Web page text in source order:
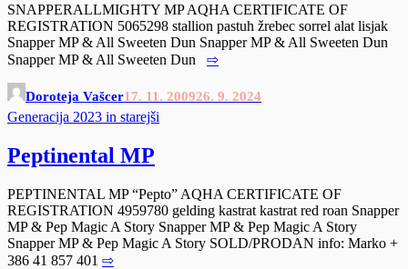
SNAPPERALLMIGHTY MP AQHA CERTIFICATE OF
REGISTRATION 5065298 stallion pastuh žrebec sorrel alat lisjak
Snapper MP & All Sweeten Dun Snapper MP & All Sweeten Dun
Snapper MP & All Sweeten Dun ⇨
Doroteja Vašcer17. 11. 200926. 9. 2024
Generacija 2023 in starejši
Peptinental MP
PEPTINENTAL MP “Pepto” AQHA CERTIFICATE OF
REGISTRATION 4959780 gelding kastrat kastrat red roan Snapper
MP & Pep Magic A Story Snapper MP & Pep Magic A Story
Snapper MP & Pep Magic A Story SOLD/PRODAN info: Marko +
386 41 857 401 ⇨